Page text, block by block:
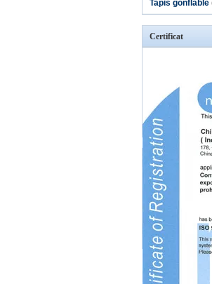
Tapis gonflable
Certificat